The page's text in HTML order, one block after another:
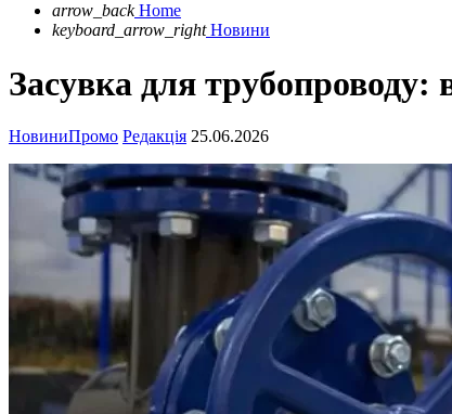
arrow_back Home
keyboard_arrow_right Новини
Засувка для трубопроводу:
НовиниПромо Редакція 25.06.2026